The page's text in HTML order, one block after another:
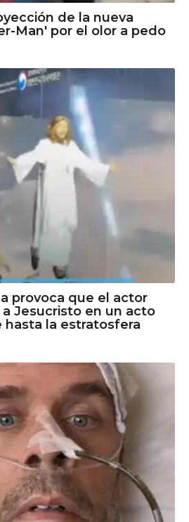
de la nueva
Man' por el olor a pedo
provoca que el actor
Jesucristo en un acto
hasta la estratosfera